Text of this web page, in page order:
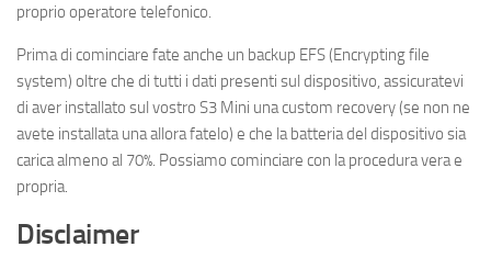
proprio operatore telefonico.
Prima di cominciare fate anche un backup EFS (Encrypting file
system) oltre che di tutti i dati presenti sul dispositivo, assicuratevi
di aver installato sul vostro S3 Mini una custom recovery (se non ne
avete installata una allora fatelo) e che la batteria del dispositivo sia
carica almeno al 70%. Possiamo cominciare con la procedura vera e
propria.
Disclaimer